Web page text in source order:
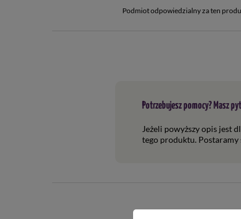
Podmiot odpowiedzialny za ten
Potrzebujesz pomocy? Masz
Jeżeli powyższy opis jest
tego produktu. Postaramy